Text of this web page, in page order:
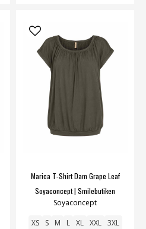
Marica T-Shirt Dam Grape Leaf
Soyaconcept | Smilebutiken
Soyaconcept
XS S M L XL XXL 3XL